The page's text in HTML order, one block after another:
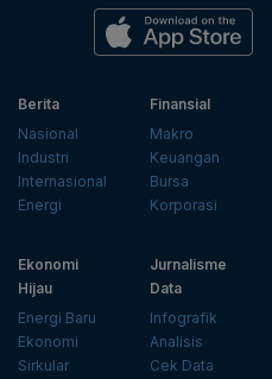
Berita
Nasional
Industri
Internasional
Energi
Finansial
Makro
Keuangan
Bursa
Korporasi
Ekonomi
Hijau
Energi Baru
Ekonomi
Sirkular
Jurnalisme
Data
Infografik
Analisis
Cek Data